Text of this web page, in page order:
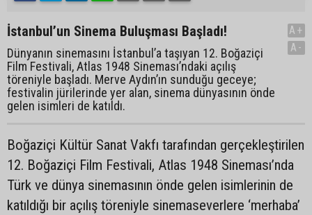
İstanbul’un Sinema Buluşması Başladı!
Dünyanın sinemasını İstanbul’a taşıyan 12. Boğaziçi
Film Festivali, Atlas 1948 Sineması’ndaki açılış
töreniyle başladı. Merve Aydın’ın sunduğu geceye;
festivalin jürilerinde yer alan, sinema dünyasının önde
gelen isimleri de katıldı.
A+
A-
Boğaziçi Kültür Sanat Vakfı tarafından gerçekleştirilen
12. Boğaziçi Film Festivali, Atlas 1948 Sineması’nda
Türk ve dünya sinemasının önde gelen isimlerinin de
katıldığı bir açılış töreniyle sinemaseverlere ‘merhaba’